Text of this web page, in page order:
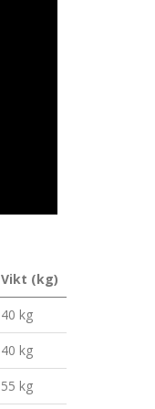
Vikt (kg)
40 kg
40 kg
55 kg